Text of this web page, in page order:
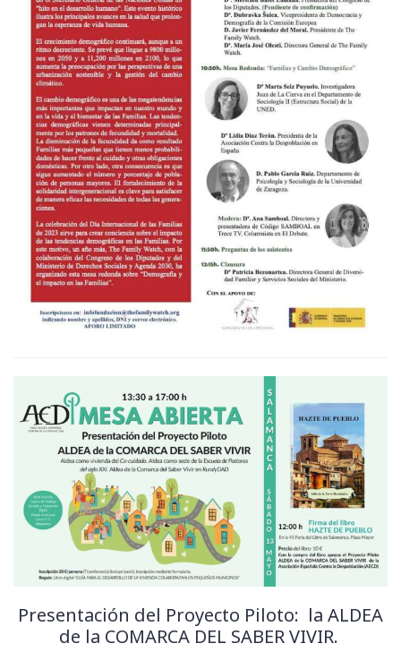
Presentación del Proyecto Piloto: la ALDEA
de la COMARCA DEL SABER VIVIR.